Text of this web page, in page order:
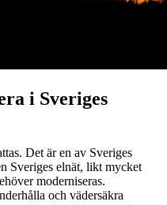
i Sveriges
Det är en av Sveriges
moderniseras.
och vädersäkra
och anpassa elnätet